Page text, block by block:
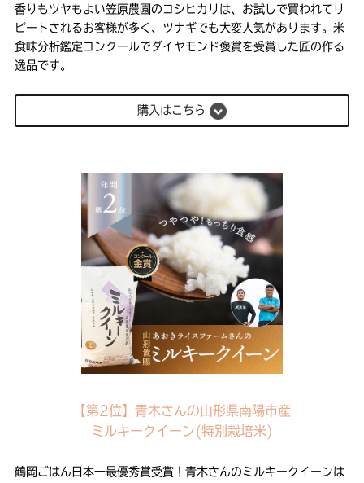
香りもツヤもよい笠原農園のコシヒカリは、お試しで買われてリ
ピートされるお客様が多く、ツナギでも大変人気があります。米
食味分析鑑定コンクールでダイヤモンド褒賞を受賞した匠の作る
逸品です。
購入はこちら
【第2位】青木さんの山形県南陽市産
ミルキークイーン(特別栽培米)
鶴岡ごはん日本一最優秀賞受賞！青木さんのミルキークイーンは